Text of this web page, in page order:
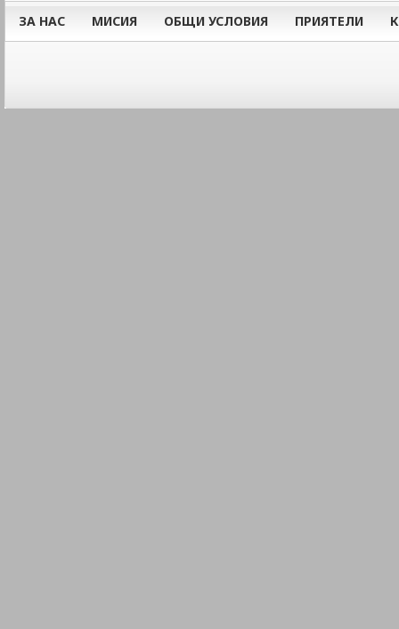
ЗА НАС МИСИЯ ОБЩИ УСЛОВИЯ ПРИЯТЕЛИ